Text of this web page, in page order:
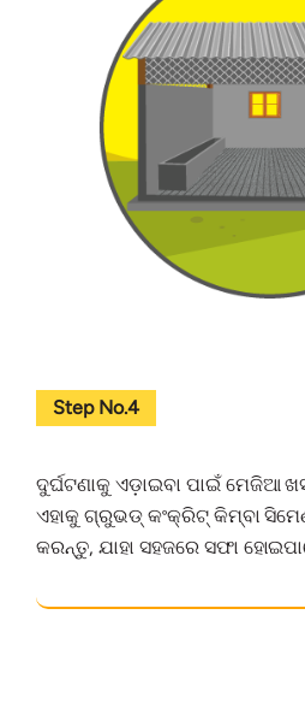
Step No.4
ଦୁର୍ଘଟଣାକୁ ଏଡ଼ାଇବା ପାଇଁ ମେଜିଆ
ଏହାକୁ ଗ୍ରୁଭଡ୍ କଂକ୍ରିଟ୍ କିମ୍ବା
କରନ୍ତୁ, ଯାହା ସହଜରେ ସଫା